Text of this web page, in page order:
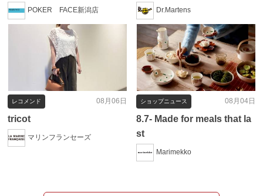
POKER FACE新潟店 Dr.Martens
08月06日
レコメンド
tricot
マリンフランセーズ
08月04日
ショップニュース
8.7- Made for meals that la
st
Marimekko